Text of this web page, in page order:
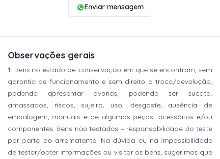
Enviar mensagem
Observações gerais
1: Bens no estado de conservação em que se encontram, sem
garantia de funcionamento e sem direito a troca/devolução,
podendo apresentar avarias, podendo ser sucata,
amassados, riscos, sujeira, uso, desgaste, ausência de
embalagem, manuais e de algumas peças, acessórios e/ou
componentes. Bens não testados – responsabilidade do teste
por parte do arrematante. Na dúvida ou na impossibilidade
de testar/obter informações ou visitar os bens, sugerimos que